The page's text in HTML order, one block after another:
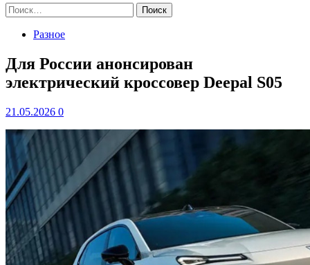
Найти:
Разное
Для России анонсирован
электрический кроссовер Deepal S05
21.05.2026 0